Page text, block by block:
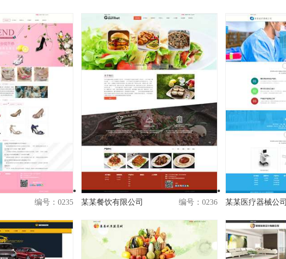
编号：0235
某某餐饮有限公司
编号：0236
某某医疗器械公司